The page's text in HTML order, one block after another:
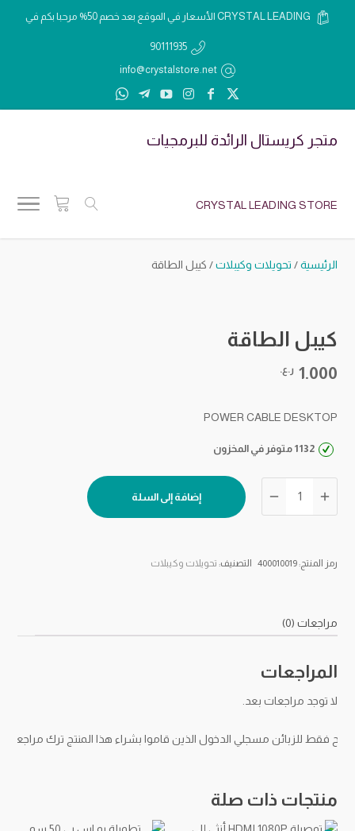
الأسعار في الموقع بعد خصم 50% مرحبا بكم في CRYSTAL LEADING
90111935
info@crystalstore.net
متجر كريستال الرائدة للبرمجيات
CRYSTAL LEADING STORE
الرئيسية/ تحويلات وكيبلات/ كيبل الطاقة
كيبل الطاقة
1.000 ر.ع.
POWER CABLE DESKTOP
1132 متوفر في المخزون
كيبل
إضافة إلى السلة
رمز المنتج:400010019 التصنيف: تحويلات وكيبلات
مراجعات (0)
المراجعات
لا توجد مراجعات بعد.
فقط للزبائن مسجلي الدخول الذين قاموا بشراء هذا المنتج ترك مراجعة.
منتجات ذات صلة